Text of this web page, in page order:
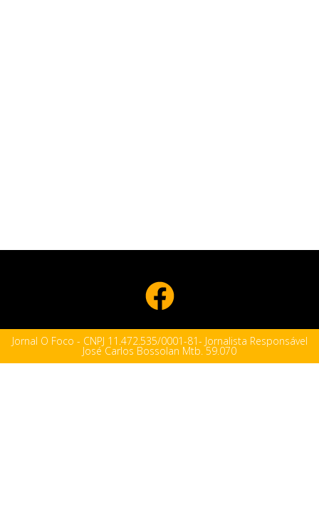
Jornal O Foco - CNPJ 11.472.535/0001-81- Jornalista Responsável
José Carlos Bossolan Mtb. 59.070